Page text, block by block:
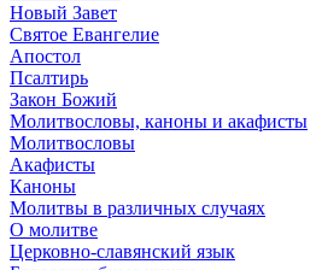
Новый Завет
Святое Евангелие
Апостол
Псалтирь
Закон Божий
Молитвословы, каноны и акафисты
Молитвословы
Акафисты
Каноны
Молитвы в различных случаях
О молитве
Церковно-славянский язык